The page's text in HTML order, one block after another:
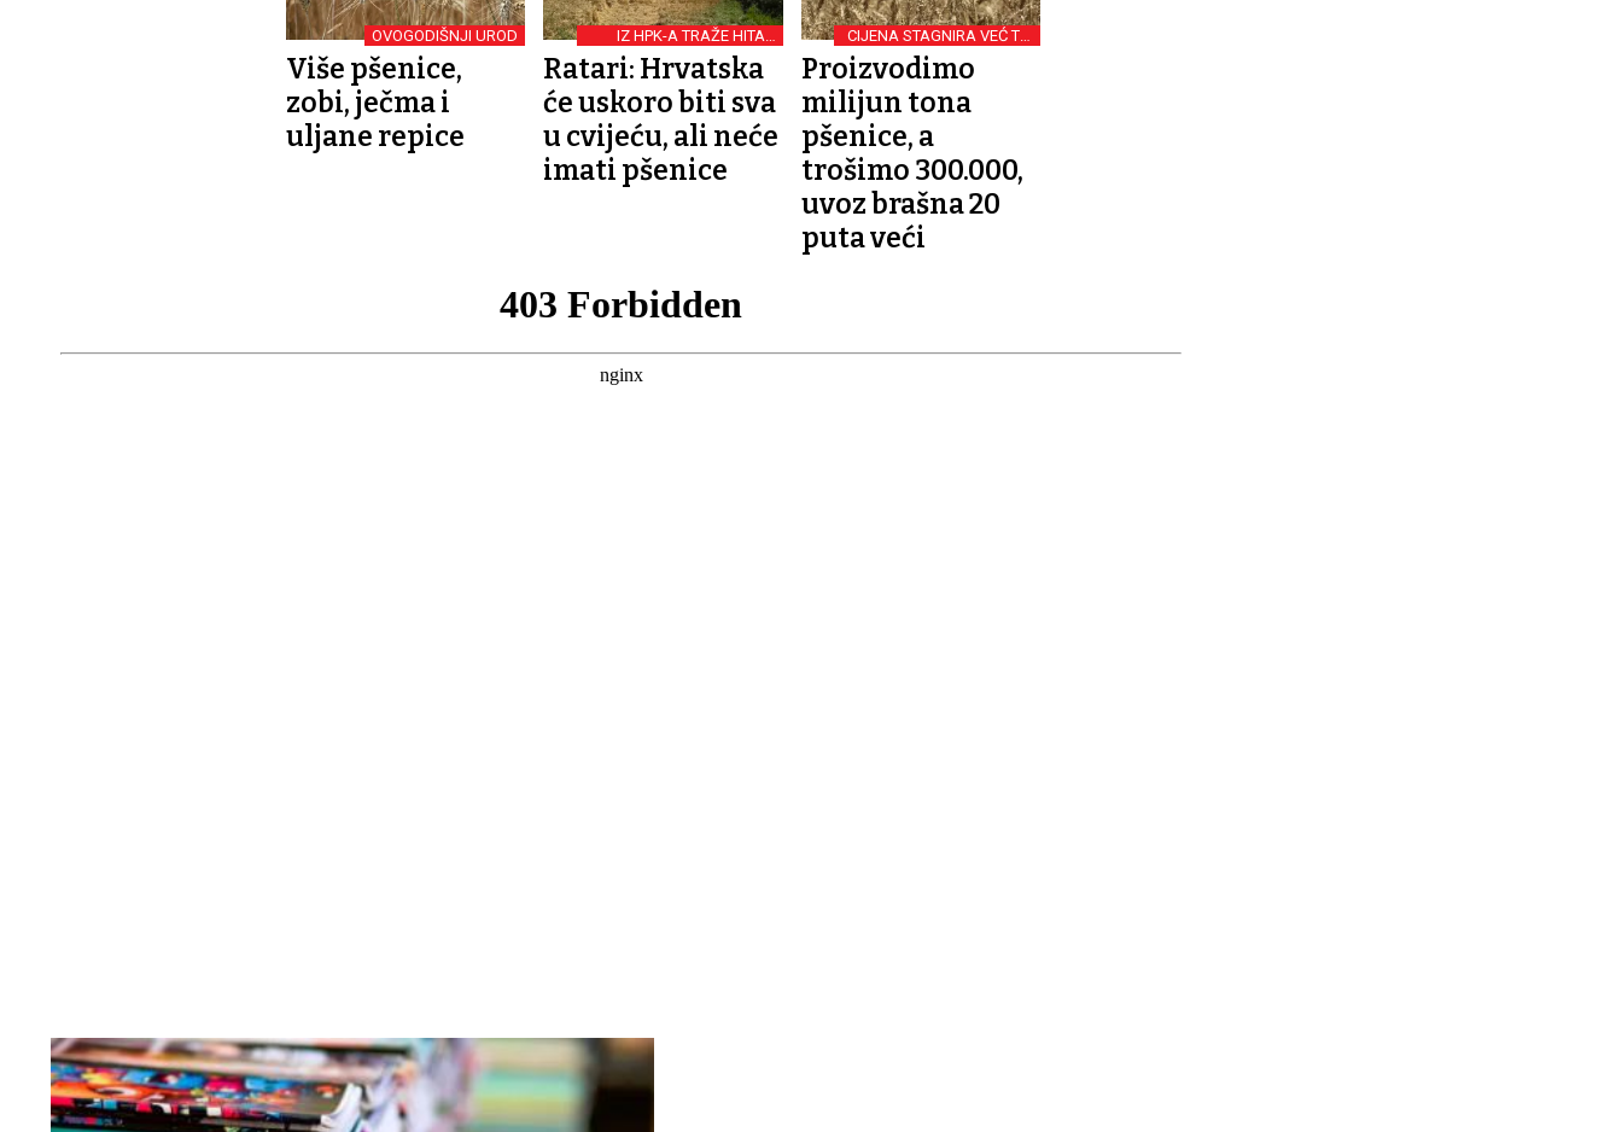
OVOGODIŠNJI UROD
Više pšenice,
zobi, ječma i
uljane repice
IZ HPK-A TRAŽE HITAN
SASTANAK S
PREDSJEDNIKOM VLADE
RH
Ratari: Hrvatska
će uskoro biti sva
u cvijeću, ali neće
imati pšenice
CIJENA STAGNIRA VEĆ TRI
GODINE
Proizvodimo
milijun tona
pšenice, a
trošimo 300.000,
uvoz brašna 20
puta veći